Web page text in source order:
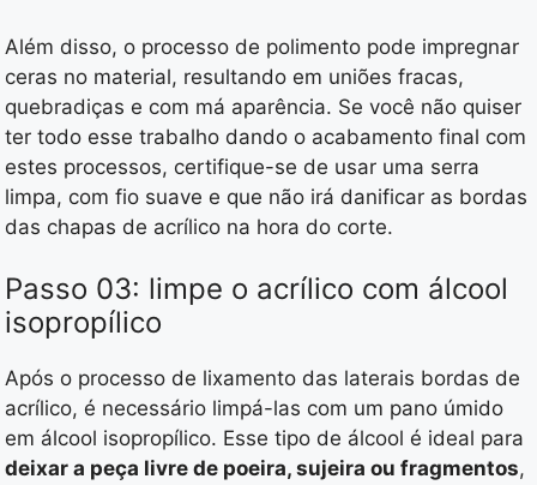
Além disso, o processo de polimento pode impregnar
ceras no material, resultando em uniões fracas,
quebradiças e com má aparência. Se você não quiser
ter todo esse trabalho dando o acabamento final com
estes processos, certifique-se de usar uma serra
limpa, com fio suave e que não irá danificar as bordas
das chapas de acrílico na hora do corte.
Passo 03: limpe o acrílico com álcool
isopropílico
Após o processo de lixamento das laterais bordas de
acrílico, é necessário limpá-las com um pano úmido
em álcool isopropílico. Esse tipo de álcool é ideal para
deixar a peça livre de poeira, sujeira ou fragmentos,